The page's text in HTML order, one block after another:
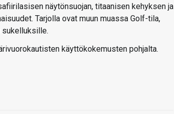
näytönsuojan, titaanisen kehyksen ja
Tarjolla ovat muun muassa Golf-tila,
käyttökokemusten pohjalta.